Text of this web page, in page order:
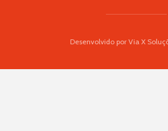
Desenvolvido por Via X